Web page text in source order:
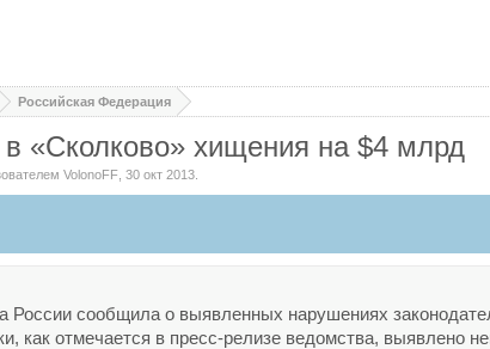
Российская Федерация
«Сколково» хищения на $4 млрд
VolonoFF ,30 окт 2013
России сообщила о выявленных нарушениях
как отмечается в пресс-релизе ведомства,